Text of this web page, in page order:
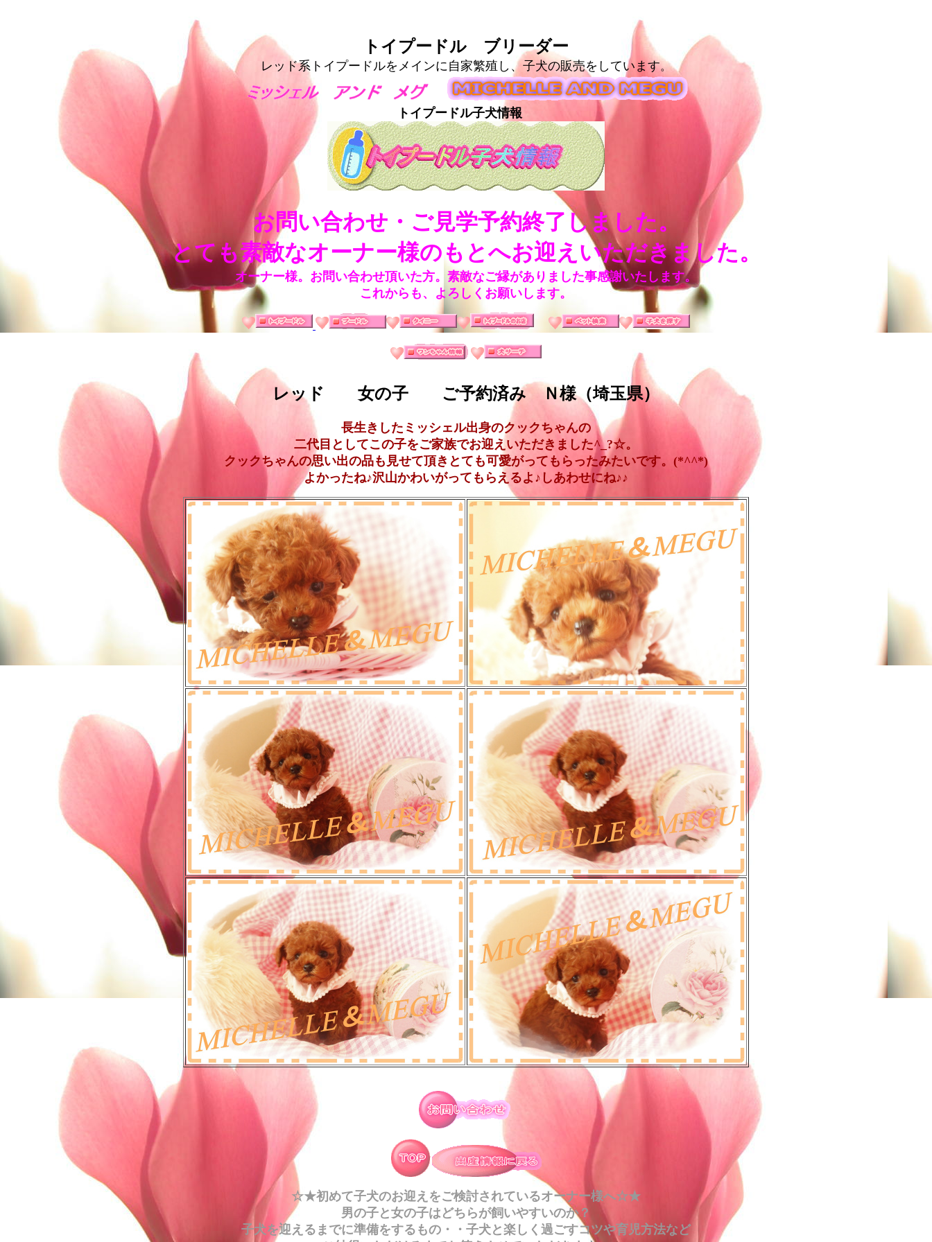
トイプードル ブリーダー
レッド系トイプードルをメインに自家繁殖し、子犬の販売をしています。
トイプードル子犬情報
お問い合わせ・ご見学予約終了しました。
とても素敵なオーナー様のもとへお迎えいただきました。
オーナー様。お問い合わせ頂いた方。素敵なご縁がありました事感謝いたします。
これからも、よろしくお願いします。
レッド 女の子 ご予約済み Ｎ様（埼玉県）
長生きしたミッシェル出身のクックちゃんの
二代目としてこの子をご家族でお迎えいただきました^_?☆。
クックちゃんの思い出の品も見せて頂きとても可愛がってもらったみたいです。(*^^*)
よかったね♪沢山かわいがってもらえるよ♪しあわせにね♪♪
☆★初めて子犬のお迎えをご検討されているオーナー様へ☆★
男の子と女の子はどちらが飼いやすいのか？
子犬を迎えるまでに準備をするもの・・子犬と楽しく過ごすコツや育児方法など